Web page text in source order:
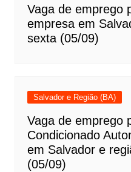
Vaga de emprego
empresa em
sexta (05/09)
Salvador e Região (BA)
Vaga de emprego
Condicionado
em Salvador e
(05/09)